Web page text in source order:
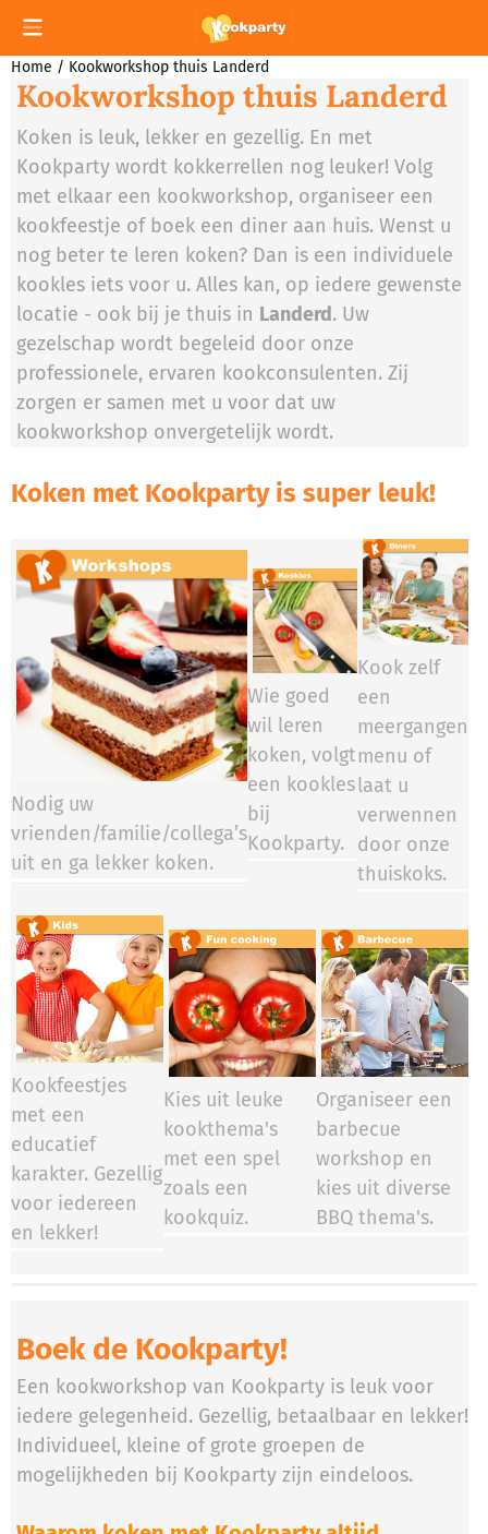
Cookievoorkeuren zijn momenteel gesloten.
Home / Kookworkshop thuis Landerd
Kookworkshop thuis Landerd
Koken is leuk, lekker en gezellig. En met
Kookparty wordt kokkerrellen nog leuker! Volg
met elkaar een kookworkshop, organiseer een
kookfeestje of boek een diner aan huis. Wenst u
nog beter te leren koken? Dan is een individuele
kookles iets voor u. Alles kan, op iedere gewenste
locatie - ook bij je thuis in Landerd. Uw
gezelschap wordt begeleid door onze
professionele, ervaren kookconsulenten. Zij
zorgen er samen met u voor dat uw
kookworkshop onvergetelijk wordt.
Koken met Kookparty is super leuk!
Nodig uw
vrienden/familie/collega’s
uit en ga lekker koken.
Wie goed
wil leren
koken, volgt
een kookles
bij
Kookparty.​​​​
Kook zelf
een
meergangen
menu of
laat u
verwennen
door onze
thuiskoks.
Kookfeestjes
met een
educatief
karakter. Gezellig
voor iedereen
en lekker!
Kies uit leuke
kookthema's
met een spel
zoals een
kookquiz.
Organiseer een
barbecue
workshop en
kies uit diverse
BBQ thema's.
Boek de Kookparty!
Een kookworkshop van Kookparty is leuk voor
iedere gelegenheid. Gezellig, betaalbaar en lekker!
Individueel, kleine of grote groepen de
mogelijkheden bij Kookparty zijn eindeloos.